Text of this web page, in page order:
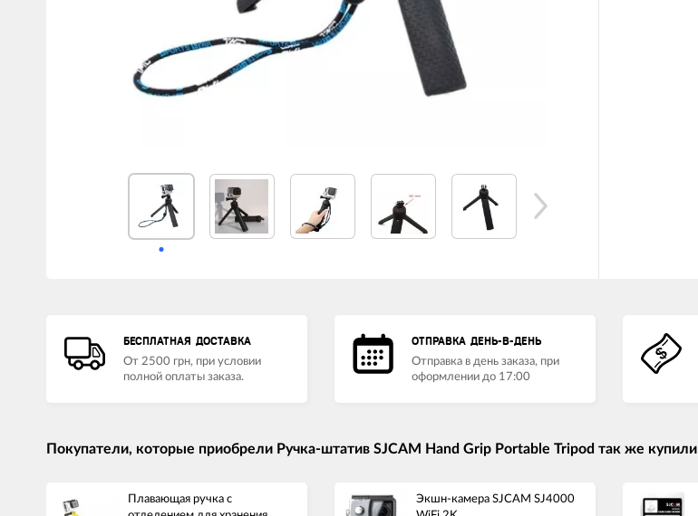
Видеорегистраторы
LED лампы головного света
Диктофоны и рекордеры
БЕСПЛАТНАЯ ДОСТАВКА
От 2500 грн, при условии
полной оплаты заказа.
ОТПРАВКА ДЕНЬ-В-ДЕНЬ
Отправка в день заказа, при
оформлении до 17:00
Покупатели, которые приобрели Ручка-штатив SJCAM Hand Grip Portable Tripod так же купили
Плавающая ручка c
Экшн-камера SJCAM SJ4000